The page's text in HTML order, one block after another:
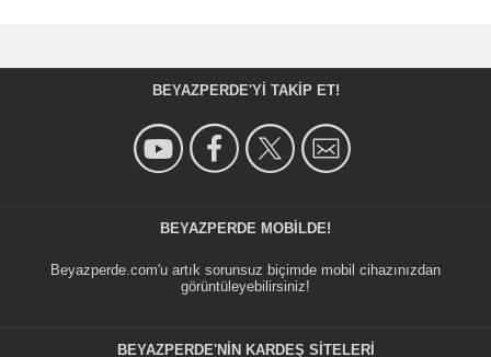
BEYAZPERDE'YI TAKIP ET!
BEYAZPERDE MOBILDE!
Beyazperde.com'u artık sorunsuz biçimde mobil cihazınızdan
görüntüleyebilirsiniz!
BEYAZPERDE'NIN KARDEŞ SİTELERİ